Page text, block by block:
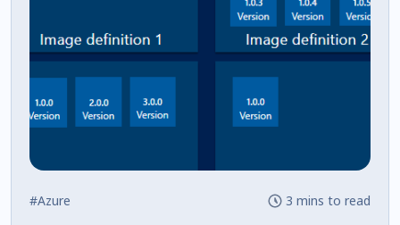
#Azure 3 mins to read